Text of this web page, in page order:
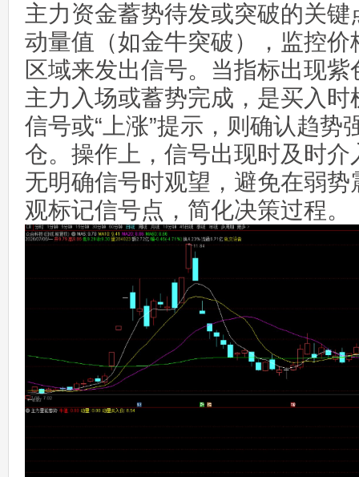
主力资金蓄势待发或突破的关
动量值（如金牛突破），监控
区域来发出信号。当指标出现
主力入场或蓄势完成，是买入
信号或“上涨”提示，则确认趋势
仓。操作上，信号出现时及时
无明确信号时观望，避免在弱
观标记信号点，简化决策过程。